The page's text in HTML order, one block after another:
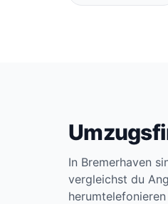
In Bremerhaven
vergleichst du